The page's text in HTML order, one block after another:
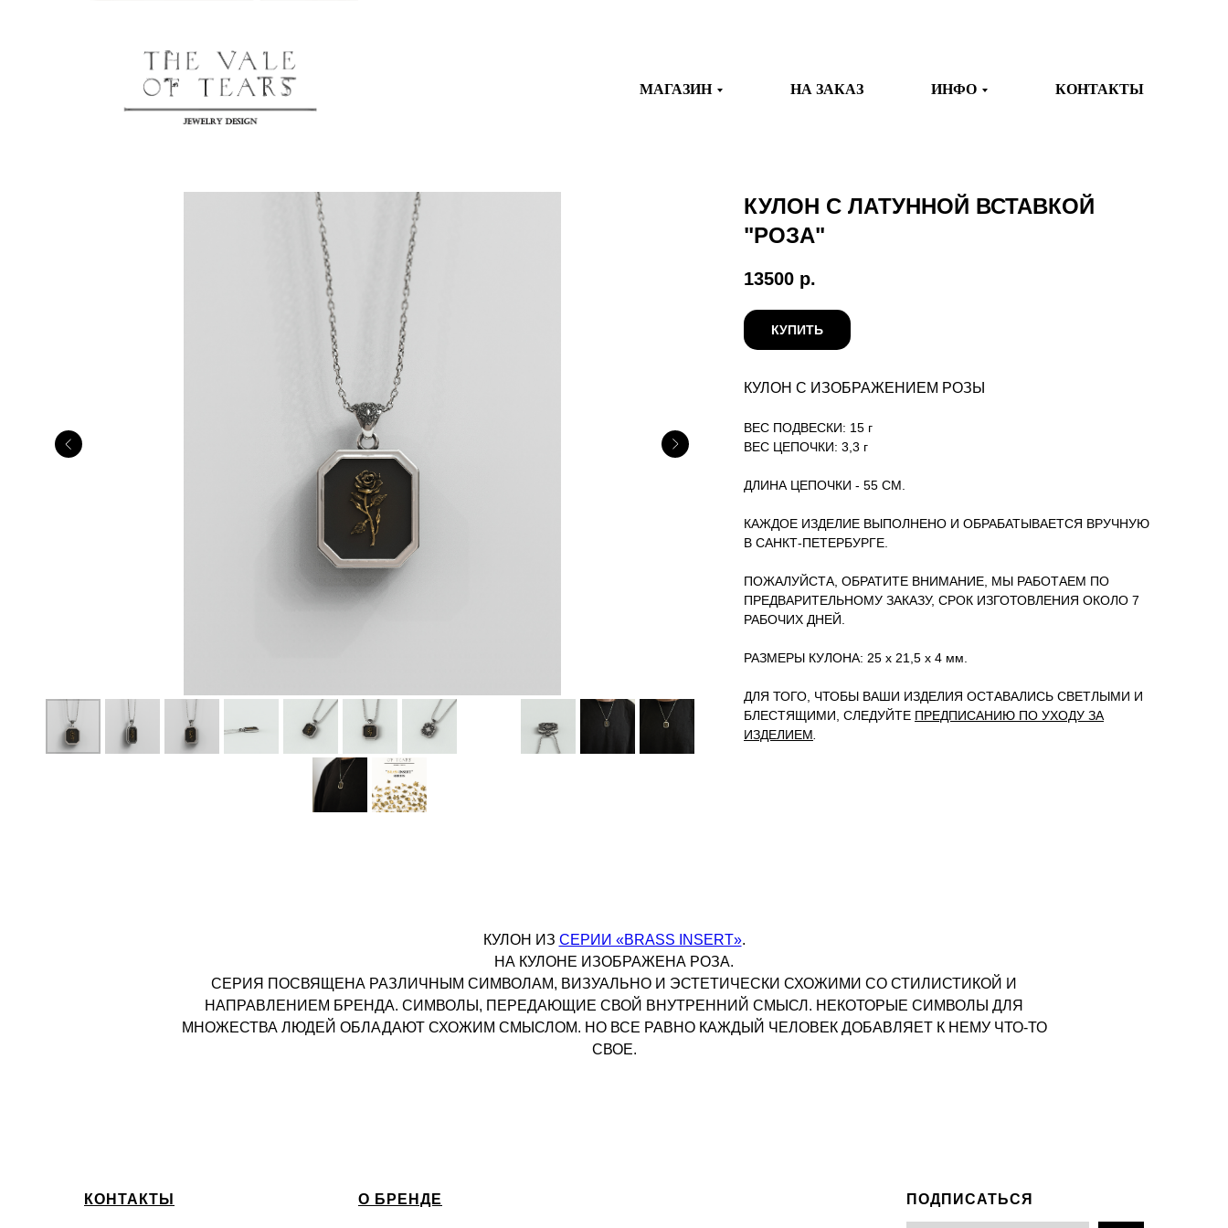
МАГАЗИН НА ЗАКАЗ ИНФО КОНТАКТЫ
КУЛОН С ЛАТУННОЙ ВСТАВКОЙ
"РОЗА"
13500 р.
КУПИТЬ
КУЛОН С ИЗОБРАЖЕНИЕМ РОЗЫ
ВЕС ПОДВЕСКИ: 15 г
ВЕС ЦЕПОЧКИ: 3,3 г
ДЛИНА ЦЕПОЧКИ - 55 СМ.
КАЖДОЕ ИЗДЕЛИЕ ВЫПОЛНЕНО И ОБРАБАТЫВАЕТСЯ ВРУЧНУЮ
В САНКТ-ПЕТЕРБУРГЕ.
ПОЖАЛУЙСТА, ОБРАТИТЕ ВНИМАНИЕ, МЫ РАБОТАЕМ ПО
ПРЕДВАРИТЕЛЬНОМУ ЗАКАЗУ, СРОК ИЗГОТОВЛЕНИЯ ОКОЛО 7
РАБОЧИХ ДНЕЙ.
РАЗМЕРЫ КУЛОНА: 25 х 21,5 х 4 мм.
ДЛЯ ТОГО, ЧТОБЫ ВАШИ ИЗДЕЛИЯ ОСТАВАЛИСЬ СВЕТЛЫМИ И
БЛЕСТЯЩИМИ, СЛЕДУЙТЕ ПРЕДПИСАНИЮ ПО УХОДУ ЗА
ИЗДЕЛИЕМ.
КУЛОН ИЗ СЕРИИ «BRASS INSERT».
НА КУЛОНЕ ИЗОБРАЖЕНА РОЗА.
СЕРИЯ ПОСВЯЩЕНА РАЗЛИЧНЫМ СИМВОЛАМ, ВИЗУАЛЬНО И ЭСТЕТИЧЕСКИ СХОЖИМИ СО СТИЛИСТИКОЙ И
НАПРАВЛЕНИЕМ БРЕНДА. СИМВОЛЫ, ПЕРЕДАЮЩИЕ СВОЙ ВНУТРЕННИЙ СМЫСЛ. НЕКОТОРЫЕ СИМВОЛЫ ДЛЯ
МНОЖЕСТВА ЛЮДЕЙ ОБЛАДАЮТ СХОЖИМ СМЫСЛОМ. НО ВСЕ РАВНО КАЖДЫЙ ЧЕЛОВЕК ДОБАВЛЯЕТ К НЕМУ ЧТО-ТО
СВОЕ.
КОНТАКТЫ О БРЕНДЕ ПОДПИСАТЬСЯ